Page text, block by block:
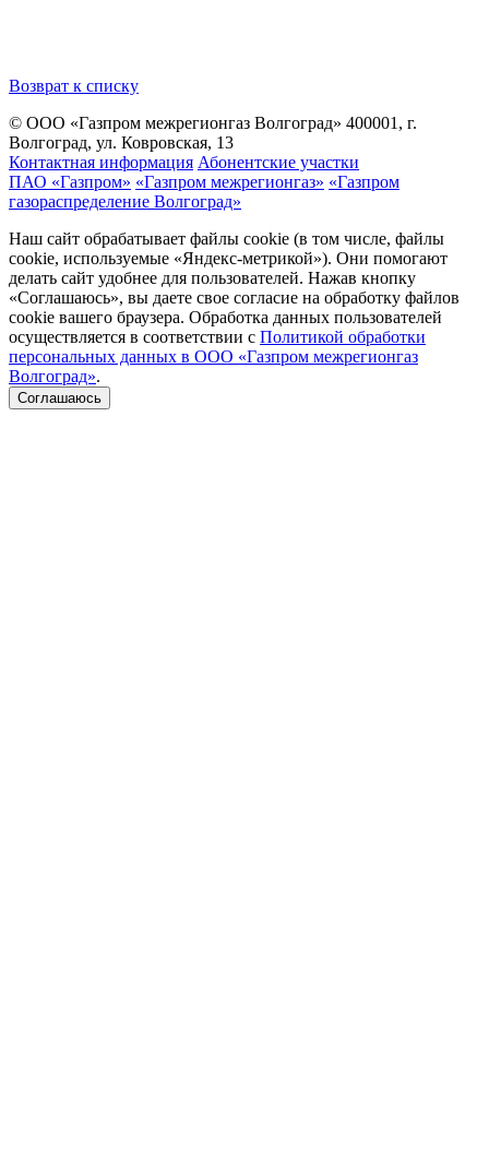
Возврат к списку
© ООО «Газпром межрегионгаз Волгоград» 400001, г.
Волгоград, ул. Ковровская, 13
Контактная информация Абонентские участки
ПАО «Газпром» «Газпром межрегионгаз» «Газпром
газораспределение Волгоград»
Наш сайт обрабатывает файлы cookie (в том числе, файлы
cookie, используемые «Яндекс-метрикой»). Они помогают
делать сайт удобнее для пользователей. Нажав кнопку
«Соглашаюсь», вы даете свое согласие на обработку файлов
cookie вашего браузера. Обработка данных пользователей
осуществляется в соответствии с Политикой обработки
персональных данных в ООО «Газпром межрегионгаз
Волгоград».
Соглашаюсь